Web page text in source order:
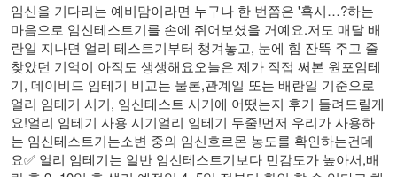
임신을 기다리는 예비맘이라면 누구나 한 번쯤은 '혹시…?하는
마음으로 임신테스트기를 손에 쥐어보셨을 거예요.저도 매달 배
란일 지나면 얼리 테스트기부터 챙겨놓고, 눈에 힘 잔뜩 주고 줄
찾았던 기억이 아직도 생생해요​오늘은 제가 직접 써본 원포임테
기, 데이비드 임테기 비교는 물론,관계일 또는 배란일 기준으로
얼리 임테기 시기, 임신테스트 시기에 어땠는지 후기 들려드릴게
요!얼리 임테기 사용 시기얼리 임테기 두줄!먼저 우리가 사용하
는 임신테스트기는소변 중의 임신호르몬 농도를 확인하는건데
요​✅ 얼리 임테기는 일반 임신테스트기보다 민감도가 높아서,배